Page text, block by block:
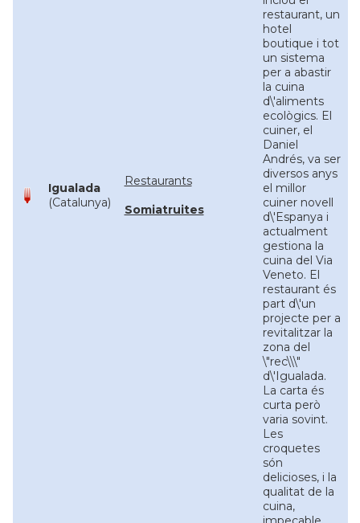
Igualada
(Catalunya)
Restaurants
Somiatruites
restaurant, un
hotel
boutique i tot
un sistema
per a abastir
la cuina
d\'aliments
ecològics. El
cuiner, el
Daniel
Andrés, va ser
diversos anys
el millor
cuiner novell
d\'Espanya i
actualment
gestiona la
cuina del Via
Veneto. El
restaurant és
part d\'un
projecte per a
revitalitzar la
zona del
\"rec\\\"
d\'Igualada.
La carta és
curta però
varia sovint.
Les
croquetes
són
delicioses, i la
qualitat de la
cuina,